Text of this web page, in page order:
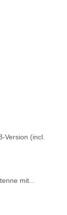
Version (incl.